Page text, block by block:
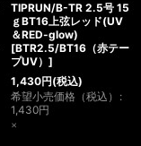
TIPRUN/B-TR 2.5号 15
ｇBT16上弦レッド(UV
＆RED-glow)
[BTR2.5/BT16（赤テー
プUV） ]
1,430円(税込)
希望小売価格（税込） :
1,430円
×